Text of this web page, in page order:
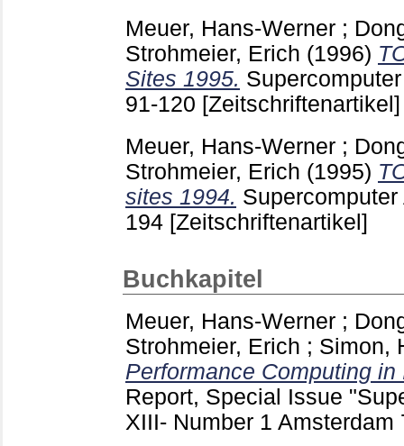
Meuer, Hans-Werner ;
Strohmeier, Erich (1996)
Sites 1995.
91-120 [Zeitschriftenartikel]
Meuer, Hans-Werner ;
Strohmeier, Erich (1995)
sites 1994.
194 [Zeitschriftenartikel]
Buchkapitel
Meuer, Hans-Werner ;
Strohmeier, Erich ; Simon,
Performance Computing in
Report, Special Issue
XIII- Number 1 Amsterdam